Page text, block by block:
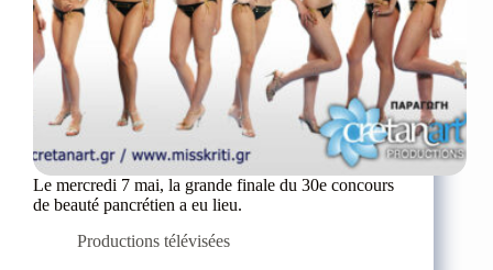
Le mercredi 7 mai, la grande finale du 30e concours
de beauté pancrétien a eu lieu.
Productions télévisées